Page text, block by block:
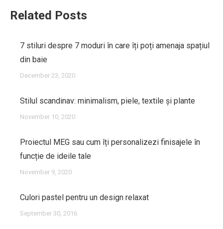
Related Posts
7 stiluri despre 7 moduri în care îți poți amenaja spațiul
din baie
December 23, 2020
Stilul scandinav: minimalism, piele, textile și plante
November 10, 2020
Proiectul MEG sau cum îți personalizezi finisajele în
funcție de ideile tale
November 9, 2020
Culori pastel pentru un design relaxat
September 30, 2016